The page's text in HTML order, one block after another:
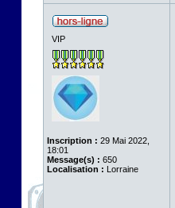
VIP
Inscription : 29 Mai 2022,
18:01
Message(s) : 650
Localisation : Lorraine